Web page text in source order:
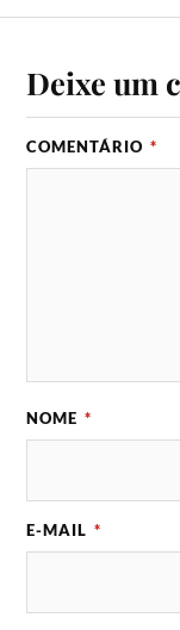
Deixe um
COMENTÁRIO *
NOME *
E-MAIL *